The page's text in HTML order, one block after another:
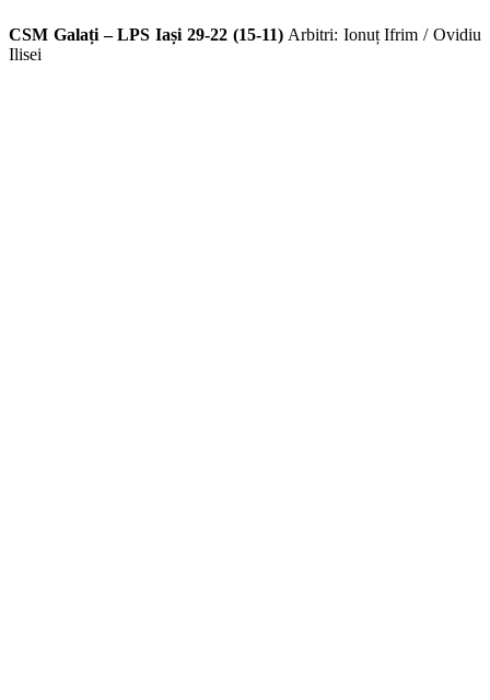
CSM Galați – LPS Iași 29-22 (15-11)Arbitri: Ionuț Ifrim / Ovidiu
Ilisei